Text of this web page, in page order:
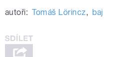
autoři: Tomáš Lörincz, baj